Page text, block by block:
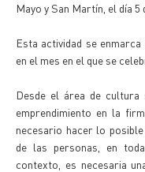
Mayo y San Martín, el día 5
Esta actividad se
en el mes en el que se
Desde el área de
emprendimiento en la
necesario hacer lo
de las personas, en
contexto, es necesaria